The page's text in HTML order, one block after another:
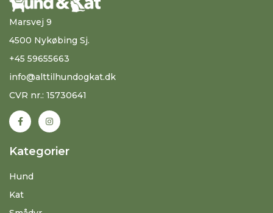
Marsvej 9
4500 Nykøbing Sj.
+45 59655663
info@alttilhundogkat.dk
CVR nr.: 15730641
Kategorier
Hund
Kat